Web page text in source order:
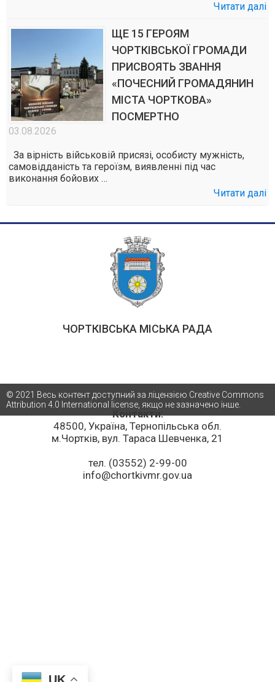
Читати далі
ЩЕ 15 ГЕРОЯМ
ЧОРТКІВСЬКОЇ ГРОМАДИ
ПРИСВОЯТЬ ЗВАННЯ
«ПОЧЕСНИЙ ГРОМАДЯНИН
МІСТА ЧОРТКОВА»
ПОСМЕРТНО
03.08.2026
За вірність військовій присязі, особисту мужність,
самовідданість та героїзм, виявленні під час
виконання бойових …
Читати далі
ЧОРТКІВСЬКА МІСЬКА РАДА
Контакти:
48500, Україна, Тернопільська обл.
м.Чортків, вул. Тараса Шевченка, 21
тел. (03552) 2-99-00
info@chortkivmr.gov.ua
© 2021 Весь контент доступний за ліцензією Creative Commons
Attribution 4.0 International license, якщо не зазначено інше.